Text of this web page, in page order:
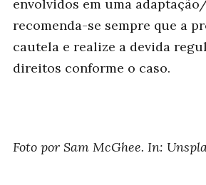
envolvidos em uma
recomenda-se sempre que a
cautela e realize a devida
direitos conforme o caso.
Foto por Sam McGhee. In: